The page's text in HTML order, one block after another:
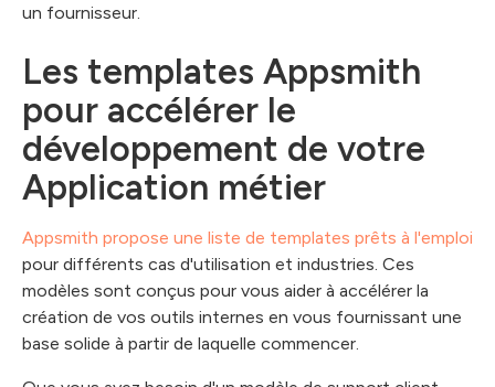
un fournisseur.
Les templates Appsmith
pour accélérer le
développement de votre
Application métier
Appsmith propose une liste de templates prêts à l'emploi
pour différents cas d'utilisation et industries. Ces
modèles sont conçus pour vous aider à accélérer la
création de vos outils internes en vous fournissant une
base solide à partir de laquelle commencer.